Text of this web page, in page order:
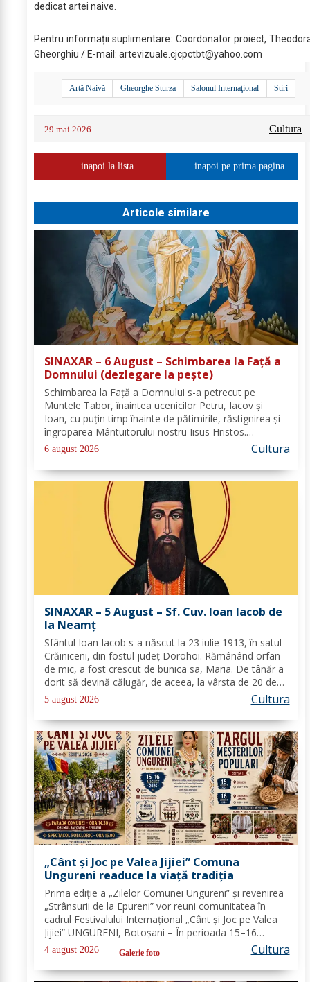
dedicat artei naive.
Pentru informații suplimentare: Coordonator proiect,
Gheorghiu / E-mail: artevizuale.cjcpctbt@yahoo.com
Artă Naivă Gheorghe Sturza Salonul Internaţional Stiri
29 mai 2026 Cultura
inapoi la lista inapoi pe prima pagina
Articole similare
SINAXAR – 6 August – Schimbarea la Față a
Domnului (dezlegare la peşte)
Schimbarea la Față a Domnului s-a petrecut pe
Muntele Tabor, înaintea ucenicilor Petru, Iacov și
Ioan, cu puțin timp înainte de pătimirile, răstignirea și
îngroparea Mântuitorului nostru Iisus Hristos.
Urcându-Se pe munte, Hristos-Domnul S-a depărtat
puţin de ucenici şi, suindu-Se pe un loc mai...
6 august 2026 Cultura
SINAXAR – 5 August – Sf. Cuv. Ioan Iacob de
la Neamţ
Sfântul Ioan Iacob s-a născut la 23 iulie 1913, în satul
Crăiniceni, din fostul județ Dorohoi. Rămânând orfan
de mic, a fost crescut de bunica sa, Maria. De tânăr a
dorit să devină călugăr, de aceea, la vârsta de 20 de
ani, și-a îndreptat pașii spre Mănăstirea Neamț. La 8
aprilie 1936, rasoforul...
5 august 2026 Cultura
„Cânt și Joc pe Valea Jijiei” Comuna
Ungureni readuce la viață tradiția
Prima ediție a „Zilelor Comunei Ungureni” și revenirea
„Strânsurii de la Epureni” vor reuni comunitatea în
cadrul Festivalului Internațional „Cânt și Joc pe Valea
Jijiei” UNGURENI, Botoșani – În perioada 15–16
august 2026, comuna Ungureni va găzdui unul dintre
cele mai ample evenimente culturale...
4 august 2026 Galerie foto Cultura